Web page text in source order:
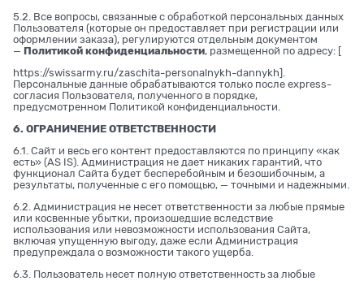
5.2. Все вопросы, связанные с обработкой персональных данных
Пользователя (которые он предоставляет при регистрации или
оформлении заказа), регулируются отдельным документом
— Политикой конфиденциальности, размещенной по адресу: [
https://swissarmy.ru/zaschita-personalnykh-dannykh].
Персональные данные обрабатываются только после express-
согласия Пользователя, полученного в порядке,
предусмотренном Политикой конфиденциальности.
6. ОГРАНИЧЕНИЕ ОТВЕТСТВЕННОСТИ
6.1. Сайт и весь его контент предоставляются по принципу «как
есть» (AS IS). Администрация не дает никаких гарантий, что
функционал Сайта будет бесперебойным и безошибочным, а
результаты, полученные с его помощью, — точными и надежными.
6.2. Администрация не несет ответственности за любые прямые
или косвенные убытки, произошедшие вследствие
использования или невозможности использования Сайта,
включая упущенную выгоду, даже если Администрация
предупреждала о возможности такого ущерба.
6.3. Пользователь несет полную ответственность за любые